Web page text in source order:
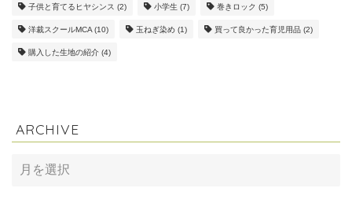
子供と育てるヒヤシンス (2) 小学生 (7) 巻きロック (5)
洋裁スクールMCA (10) 玉ねぎ染め (1) 買って良かった育児用品 (2)
購入した生地の紹介 (4)
ARCHIVE